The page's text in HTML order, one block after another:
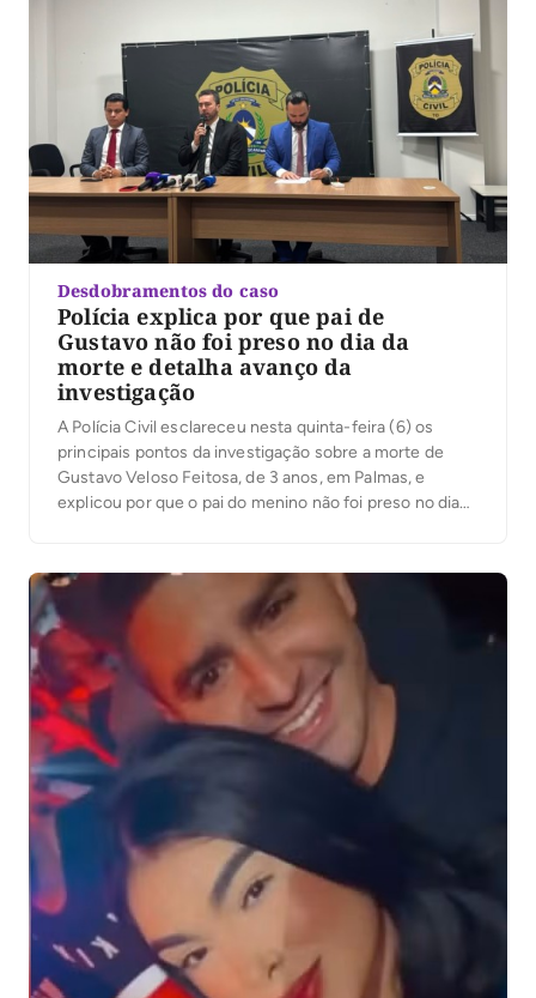
Desdobramentos do caso
Polícia explica por que pai de
Gustavo não foi preso no dia da
morte e detalha avanço da
investigação
A Polícia Civil esclareceu nesta quinta-feira (6) os
principais pontos da investigação sobre a morte de
Gustavo Veloso Feitosa, de 3 anos, em Palmas, e
explicou por que o pai do menino não foi preso no dia
Proteção à Pessoa […]